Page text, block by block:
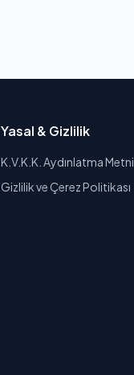
Yasal & Gizlilik
K.V.K.K. Aydınlatma Metni
Gizlilik ve Çerez Politikası